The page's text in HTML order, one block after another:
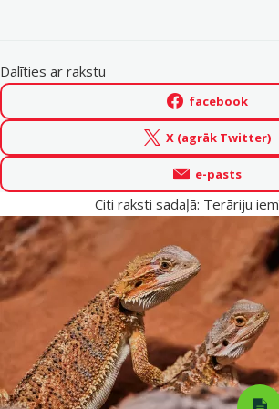
Dalīties ar rakstu
facebook
X (agrāk Twitter)
e-pasts
Citi raksti sadaļā: Terāriju